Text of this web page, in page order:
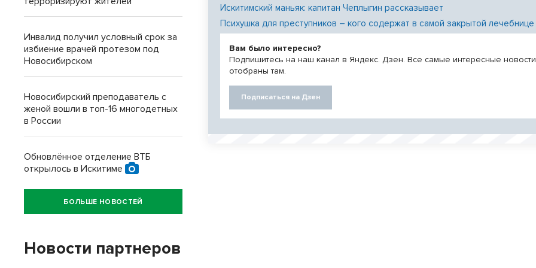
Искитимский маньяк: капитан Чеплыгин рассказывает
Психушка для преступников – кого содержат в самой закрытой
Вам было интересно?
Подпишитесь на наш канал в Яндекс. Дзен. Все самые интересные новости
отобраны там.
Подписаться на Дзен
Инвалид получил условный срок за
избиение врачей протезом под
Новосибирском
Новосибирский преподаватель с
женой вошли в топ-16 многодетных
в России
Обновлённое отделение ВТБ
открылось в Искитиме
БОЛЬШЕ НОВОСТЕЙ
Новости партнеров